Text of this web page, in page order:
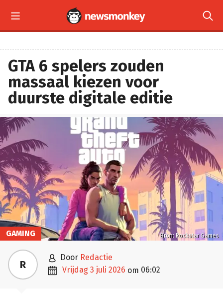
 
GTA 6 spelers zouden
massaal kiezen voor
duurste digitale editie
Bron: Rockstar Games
GAMING
R  door Redactie
 vrijdag 3 juli 2026 om 06:02